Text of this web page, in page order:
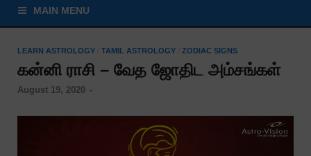
MAIN MENU
LEARN ASTROLOGY TAMIL ASTROLOGY ZODIAC SIGNS
கன்னி ராசி – வேத ஜோதிட அம்சங்கள்
August 19, 2020 -